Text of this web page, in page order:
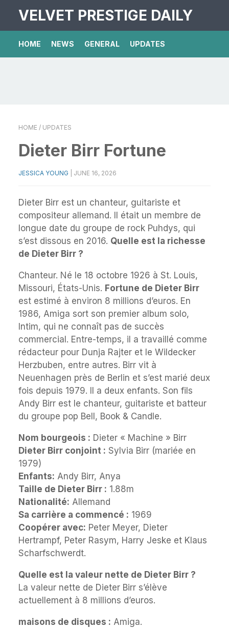
VELVET PRESTIGE DAILY
HOME NEWS GENERAL UPDATES
HOME / UPDATES
Dieter Birr Fortune
JESSICA YOUNG JUNE 16, 2026
Dieter Birr est un chanteur, guitariste et
compositeur allemand. Il était un membre de
longue date du groupe de rock Puhdys, qui
s’est dissous en 2016. Quelle est la richesse
de Dieter Birr ?
Chanteur. Né le 18 octobre 1926 à St. Louis,
Missouri, États-Unis. Fortune de Dieter Birr
est estimé à environ 8 millions d’euros. En
1986, Amiga sort son premier album solo,
Intim, qui ne connaît pas de succès
commercial. Entre-temps, il a travaillé comme
rédacteur pour Dunja Rajter et le Wildecker
Herzbuben, entre autres. Birr vit à
Neuenhagen près de Berlin et s’est marié deux
fois depuis 1979. Il a deux enfants. Son fils
Andy Birr est le chanteur, guitariste et batteur
du groupe pop Bell, Book & Candle.
Nom bourgeois : Dieter « Machine » Birr
Dieter Birr conjoint : Sylvia Birr (mariée en
1979)
Enfants: Andy Birr, Anya
Taille de Dieter Birr : 1.88m
Nationalité: Allemand
Sa carrière a commencé : 1969
Coopérer avec: Peter Meyer, Dieter
Hertrampf, Peter Rasym, Harry Jeske et Klaus
Scharfschwerdt.
Quelle est la valeur nette de Dieter Birr ?
La valeur nette de Dieter Birr s’élève
actuellement à 8 millions d’euros.
maisons de disques : Amiga.